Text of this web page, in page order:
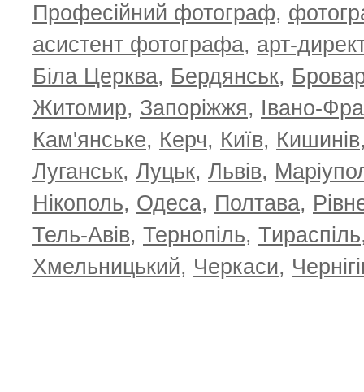
Професійний фотограф,
асистент фотографа, арт-
Біла Церква, Бердянськ,
Житомир, Запоріжжя, Івано-
Кам'янське, Керч, Київ, Кишинів
Луганськ, Луцьк, Львів,
Нікополь, Одеса, Полтава,
Тель-Авів, Тернопіль, Тираспіль
Хмельницький, Черкаси,